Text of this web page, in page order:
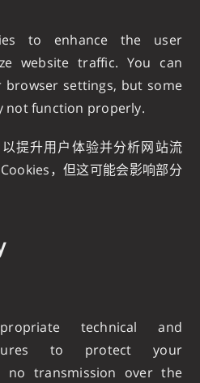
to enhance the user
website traffic. You can
browser settings, but some
not function properly.
提升用户体验并分析网站流
，但这可能会影响部分
technical and
to protect your
no transmission over the